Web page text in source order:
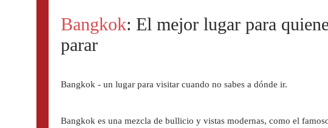
Bangkok: El mejor lugar para
parar
Bangkok - un lugar para visitar cuando no sabes a dónde ir.
Bangkok es una mezcla de bullicio y vistas modernas, como el